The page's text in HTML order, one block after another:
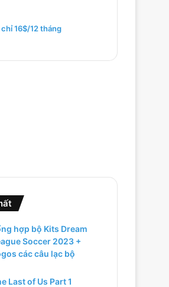
h
16$/12 tháng
hợp bộ Kits Dream
Soccer 2023 +
các câu lạc bộ
Last of Us Part 1